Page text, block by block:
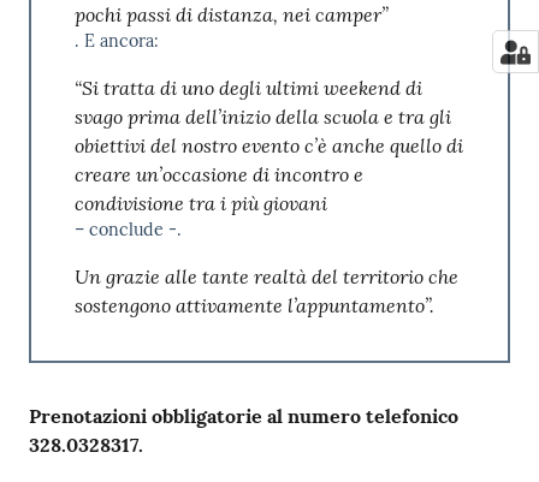
pochi passi di distanza, nei camper”
. E ancora:
“Si tratta di uno degli ultimi weekend di
svago prima dell’inizio della scuola e tra gli
obiettivi del nostro evento c’è anche quello di
creare un’occasione di incontro e
condivisione tra i più giovani
– conclude -.
Un grazie alle tante realtà del territorio che
sostengono attivamente l’appuntamento”.
Prenotazioni obbligatorie al numero telefonico
328.0328317.